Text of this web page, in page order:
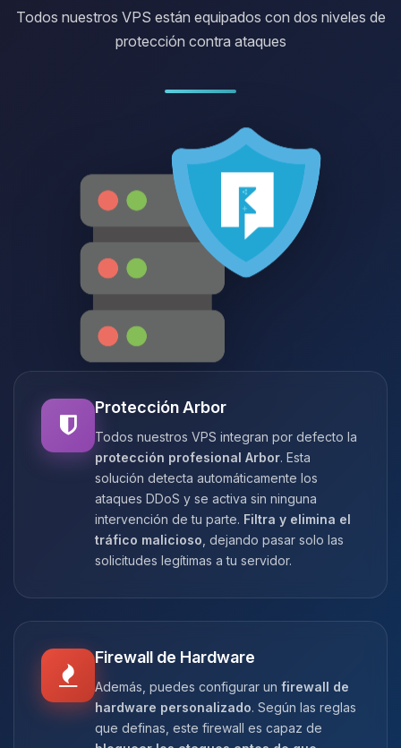
Todos nuestros VPS están equipados con dos niveles de
protección contra ataques
Protección Arbor
Todos nuestros VPS integran por defecto la
protección profesional Arbor. Esta
solución detecta automáticamente los
ataques DDoS y se activa sin ninguna
intervención de tu parte. Filtra y elimina el
tráfico malicioso , dejando pasar solo las
solicitudes legítimas a tu servidor.
Firewall de Hardware
Además, puedes configurar un firewall de
hardware personalizado. Según las reglas
que definas, este firewall es capaz de